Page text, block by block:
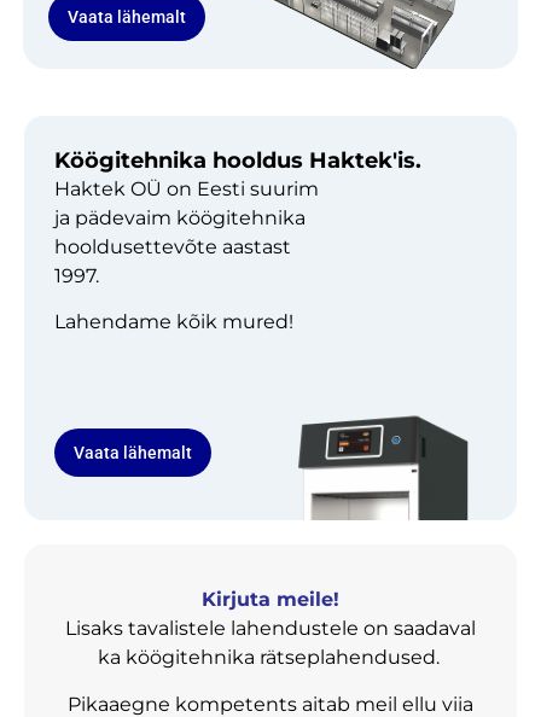
Vaata lähemalt
Köögitehnika hooldus Haktek'is.
Haktek OÜ on Eesti suurim
ja pädevaim köögitehnika
hooldusettevõte aastast
1997.
Lahendame kõik mured!
Vaata lähemalt
Kirjuta meile!
Lisaks tavalistele lahendustele on saadaval
ka köögitehnika rätseplahendused.
Pikaaegne kompetents aitab meil ellu viia